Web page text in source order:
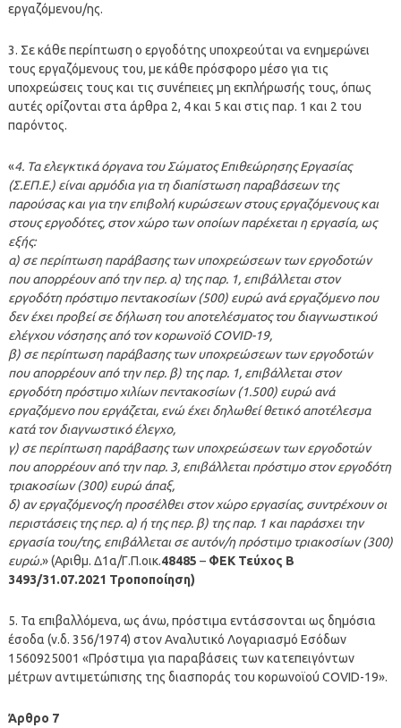
εργαζόμενου/ης.
3. Σε κάθε περίπτωση ο εργοδότης υποχρεούται να ενημερώνει
τους εργαζόμενους του, με κάθε πρόσφορο μέσο για τις
υποχρεώσεις τους και τις συνέπειες μη εκπλήρωσής τους, όπως
αυτές ορίζονται στα άρθρα 2, 4 και 5 και στις παρ. 1 και 2 του
παρόντος.
«4. Τα ελεγκτικά όργανα του Σώματος Επιθεώρησης Εργασίας
(Σ.ΕΠ.Ε.) είναι αρμόδια για τη διαπίστωση παραβάσεων της
παρούσας και για την επιβολή κυρώσεων στους εργαζόμενους και
στους εργοδότες, στον χώρο των οποίων παρέχεται η εργασία, ως
εξής:
α) σε περίπτωση παράβασης των υποχρεώσεων των εργοδοτών
που απορρέουν από την περ. α) της παρ. 1, επιβάλλεται στον
εργοδότη πρόστιμο πεντακοσίων (500) ευρώ ανά εργαζόμενο που
δεν έχει προβεί σε δήλωση του αποτελέσματος του διαγνωστικού
ελέγχου νόσησης από τον κορωνοϊό COVID-19,
β) σε περίπτωση παράβασης των υποχρεώσεων των εργοδοτών
που απορρέουν από την περ. β) της παρ. 1, επιβάλλεται στον
εργοδότη πρόστιμο χιλίων πεντακοσίων (1.500) ευρώ ανά
εργαζόμενο που εργάζεται, ενώ έχει δηλωθεί θετικό αποτέλεσμα
κατά τον διαγνωστικό έλεγχο,
γ) σε περίπτωση παράβασης των υποχρεώσεων των εργοδοτών
που απορρέουν από την παρ. 3, επιβάλλεται πρόστιμο στον εργοδότη
τριακοσίων (300) ευρώ άπαξ,
δ) αν εργαζόμενος/η προσέλθει στον χώρο εργασίας, συντρέχουν οι
περιστάσεις της περ. α) ή της περ. β) της παρ. 1 και παράσχει την
εργασία του/της, επιβάλλεται σε αυτόν/η πρόστιμο τριακοσίων (300)
ευρώ.» (Αριθμ. Δ1α/Γ.Π.οικ.48485 – ΦΕΚ Τεύχος B
3493/31.07.2021 Τροποποίηση)
5. Τα επιβαλλόμενα, ως άνω, πρόστιμα εντάσσονται ως δημόσια
έσοδα (ν.δ. 356/1974) στον Αναλυτικό Λογαριασμό Εσόδων
1560925001 «Πρόστιμα για παραβάσεις των κατεπειγόντων
μέτρων αντιμετώπισης της διασποράς του κορωνοϊού COVID-19».
Άρθρο 7